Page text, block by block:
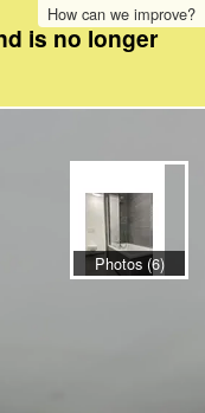
How can we improve?
is no longer